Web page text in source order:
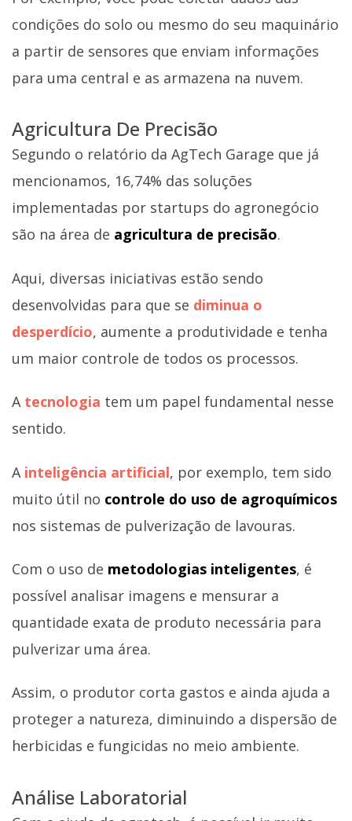
condições do solo ou mesmo do seu maquinário
a partir de sensores que enviam informações
para uma central e as armazena na nuvem.
Agricultura De Precisão
Segundo o relatório da AgTech Garage que já
mencionamos, 16,74% das soluções
implementadas por startups do agronegócio
são na área de agricultura de precisão.
Aqui, diversas iniciativas estão sendo
desenvolvidas para que se diminua o
desperdício, aumente a produtividade e tenha
um maior controle de todos os processos.
A tecnologia tem um papel fundamental nesse
sentido.
A inteligência artificial, por exemplo, tem sido
muito útil no controle do uso de agroquímicos
nos sistemas de pulverização de lavouras.
Com o uso de metodologias inteligentes, é
possível analisar imagens e mensurar a
quantidade exata de produto necessária para
pulverizar uma área.
Assim, o produtor corta gastos e ainda ajuda a
proteger a natureza, diminuindo a dispersão de
herbicidas e fungicidas no meio ambiente.
Análise Laboratorial